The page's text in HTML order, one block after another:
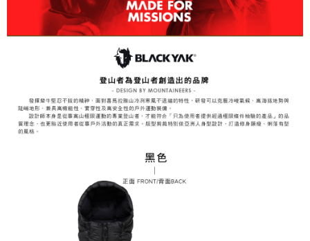
４．使用「AFTEE先享後付」時，將依據個別帳號之用戶狀況，依本公司即
時審查核予不同之上限額度；若仍有額度不足之情形，本公司將視審查結果
請求用戶進行身份認證。
恩沛科技股份有限公司將有權停止該用戶之使用額度並採取法律行動。